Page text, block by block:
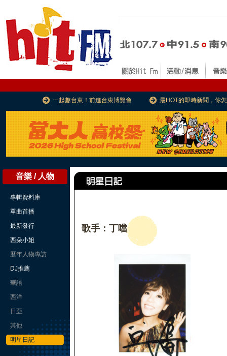
一起趣台東！前進台東博覽會 最HOT的即時新聞，你
音樂 / 人物
專輯資料庫
單曲首播
最新發行
西朵小姐
歷年人物專訪
DJ推薦
華語
西洋
日亞
其他
明星日記
歌手：丁噹